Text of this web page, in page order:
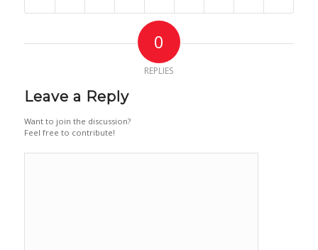
0
REPLIES
Leave a Reply
Want to join the discussion?
Feel free to contribute!